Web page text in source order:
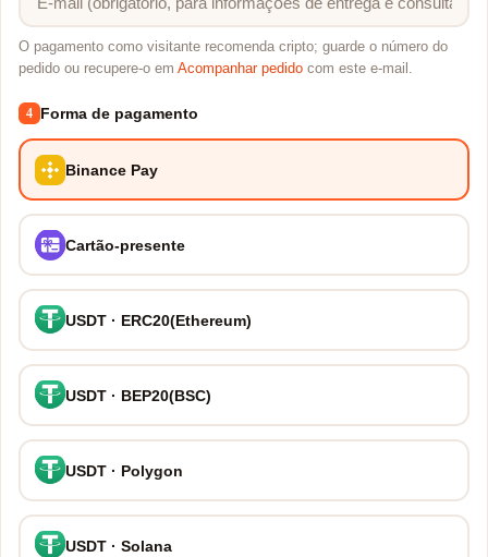
O pagamento como visitante recomenda cripto; guarde o número do
pedido ou recupere-o em Acompanhar pedido com este e-mail.
4 Forma de pagamento
Binance Pay
Cartão-presente
USDT · ERC20(Ethereum)
USDT · BEP20(BSC)
USDT · Polygon
USDT · Solana